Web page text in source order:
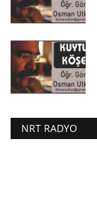
NRT RADYO